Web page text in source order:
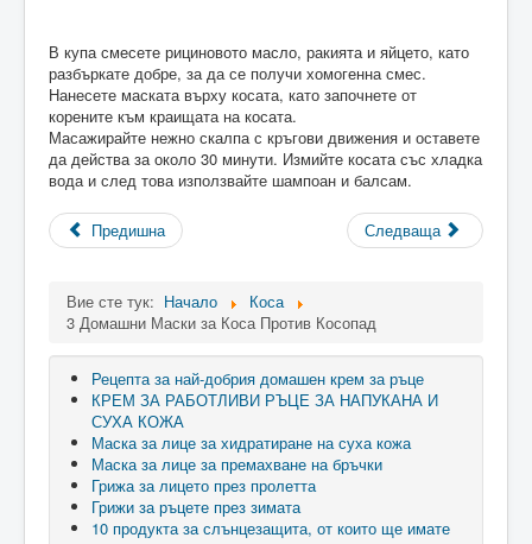
В купа смесете рициновото масло, ракията и яйцето, като
разбъркате добре, за да се получи хомогенна смес.
Нанесете маската върху косата, като започнете от
корените към краищата на косата.
Масажирайте нежно скалпа с кръгови движения и оставете
да действа за около 30 минути. Измийте косата със хладка
вода и след това използвайте шампоан и балсам.
Предишна Следваща
Вие сте тук: Начало
Коса
3 Домашни Маски за Коса Против Косопад
Рецепта за най-добрия домашен крем за ръце
КРЕМ ЗА РАБОТЛИВИ РЪЦЕ ЗА НАПУКАНА И
СУХА КОЖА
Маска за лице за хидратиране на суха кожа
Маска за лице за премахване на бръчки
Грижа за лицето през пролетта
Грижи за ръцете през зимата
10 продукта за слънцезащита, от които ще имате